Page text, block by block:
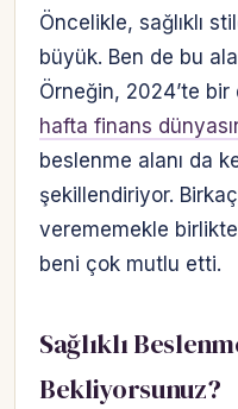
Öncelikle, sağlıklı
büyük. Ben de bu
Örneğin, 2024’te
hafta finans
beslenme alanı da
şekillendiriyor.
verememekle
beni çok mutlu etti.
Sağlıklı
Bekliyorsunuz?